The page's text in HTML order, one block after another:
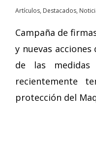
Artículos, Destacados,
Campaña de
y nuevas
de las
recientemente
protección del